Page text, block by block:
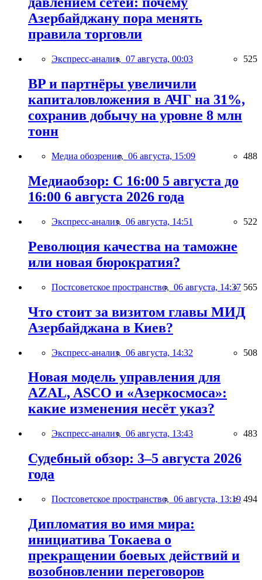
Азербайджану пора менять
правила торговли
Экспресс-анализ, 07 августа, 00:03 525
BP и партнёры увеличили
капиталовложения в АЧГ на 31%,
сохранив добычу на уровне 8 млн
тонн
Медиа обозрение, 06 августа, 15:09 488
Медиаобзор: С 16:00 5 августа до
16:00 6 августа 2026 года
Экспресс-анализ, 06 августа, 14:51 522
Революция качества на таможне
или новая бюрократия?
Постсоветское пространство, 06 августа, 14:37 565
Что стоит за визитом главы МИД
Азербайджана в Киев?
Экспресс-анализ, 06 августа, 14:32 508
Новая модель управления для
AZAL, ASCO и «Азеркосмоса»:
какие изменения несёт указ?
Экспресс-анализ, 06 августа, 13:43 483
Судебный обзор: 3–5 августа 2026
года
Постсоветское пространство, 06 августа, 13:19 494
Дипломатия во имя мира:
инициатива Токаева о
прекращении боевых действий и
возобновлении переговоров